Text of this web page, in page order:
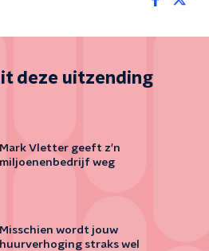
deze uitzending
Mark Vletter geeft z'n
miljoenenbedrijf weg
Misschien wordt jouw
huurverhoging straks wel